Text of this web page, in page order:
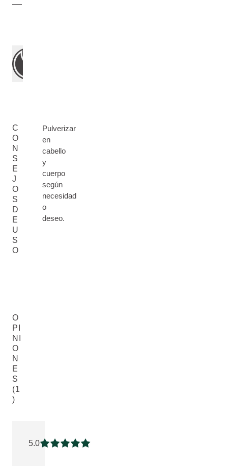
C
O
N
S
E
J
O
S
D
E
U
S
O
Pulverizar
en
cabello
y
cuerpo
según
necesidad
o
deseo.
O
PI
NI
O
N
E
S
(1
)
5.0
Puntuación: 5 / 5 estrellas